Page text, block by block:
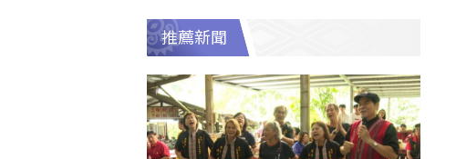
推薦新聞